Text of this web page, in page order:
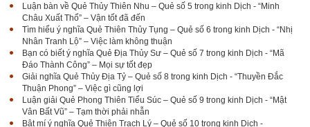
Luận bàn về Quẻ Thủy Thiên Nhu – Quẻ số 5 trong kinh Dịch - “Minh
Châu Xuất Thổ” – Vận tốt đã đến
Tìm hiểu ý nghĩa Quẻ Thiên Thủy Tụng – Quẻ số 6 trong kinh Dịch - “Nhị
Nhân Tranh Lộ” – Việc làm không thuận
Bạn có biết ý nghĩa Quẻ Địa Thủy Sư – Quẻ số 7 trong kinh Dịch - “Mã
Đáo Thành Công” – Mọi sự tốt đẹp
Giải nghĩa Quẻ Thủy Địa Tỷ – Quẻ số 8 trong kinh Dịch - “Thuyền Đắc
Thuận Phong” – Việc gì cũng lợi
Luận giải Quẻ Phong Thiên Tiểu Súc – Quẻ số 9 trong kinh Dịch - “Mật
Vân Bất Vũ” – Tạm thời phải nhẫn
Bật mí ý nghĩa Quẻ Thiên Trạch Lý – Quẻ số 10 trong kinh Dịch -